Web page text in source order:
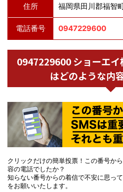
住所 福岡県田川郡福智
電話番号 0947229600
0947229600 ショーエ
はどのような内
クリックだけの簡単投票！この番号か
容の電話でしたか？
知らない番号からの着信で不安に思っ
をお願いいたします。